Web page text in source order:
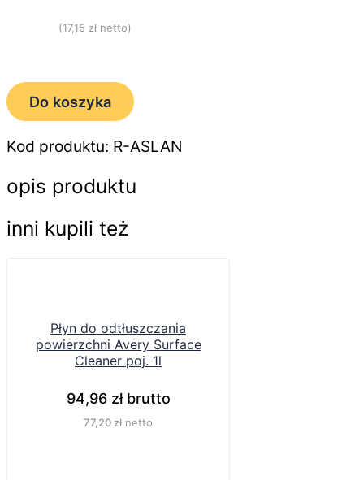
(17,15 zł netto)
Do koszyka
Kod produktu: R-ASLAN
opis produktu
inni kupili też
Płyn do odtłuszczania
powierzchni Avery Surface
Cleaner poj. 1l
94,96 złbrutto
77,20 złnetto